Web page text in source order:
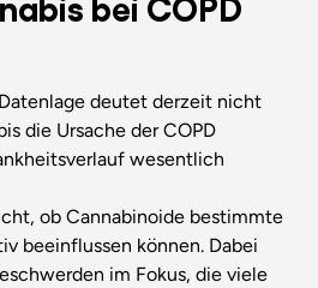
deutet derzeit nicht
die Ursache der COPD
wesentlich
ob Cannabinoide bestimmte
beeinflussen können. Dabei
im Fokus, die viele